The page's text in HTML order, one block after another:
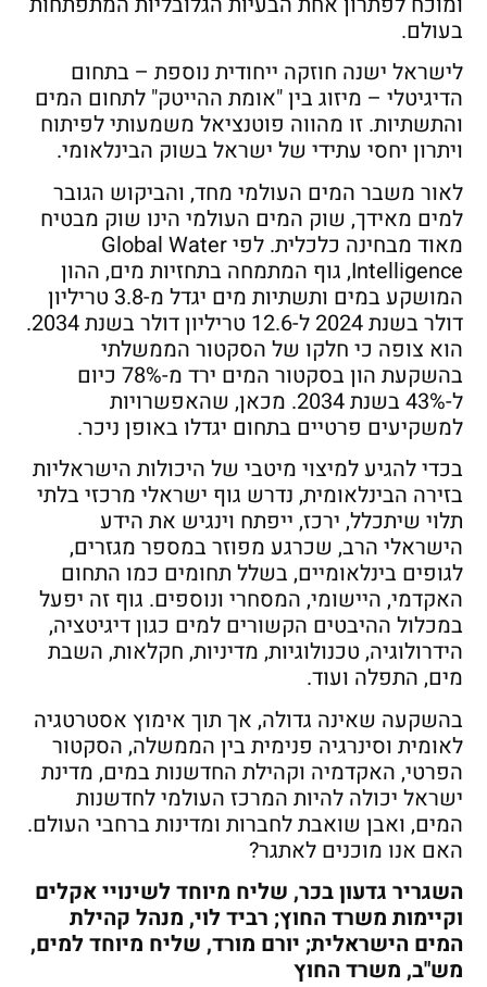
בעולם.
לישראל ישנה חוזקה ייחודית נוספת – בתחום
הדיגיטלי – מיזוג בין "אומת ההייטק" לתחום המים
והתשתיות. זו מהווה פוטנציאל משמעותי לפיתוח
ויתרון יחסי עתידי של ישראל בשוק הבינלאומי.
לאור משבר המים העולמי מחד, והביקוש הגובר
למים מאידך, שוק המים העולמי הינו שוק מבטיח
מאוד מבחינה כלכלית. לפי Global Water
Intelligence, גוף המתמחה בתחזיות מים, ההון
המושקע במים ותשתיות מים יגדל מ-3.8 טריליון
דולר בשנת 2024 ל-12.6 טריליון דולר בשנת 2034.
הוא צופה כי חלקו של הסקטור הממשלתי
בהשקעת הון בסקטור המים ירד מ-78% כיום
ל-43% בשנת 2034. מכאן, שהאפשרויות
למשקיעים פרטיים בתחום יגדלו באופן ניכר.
בכדי להגיע למיצוי מיטבי של היכולות הישראליות
בזירה הבינלאומית, נדרש גוף ישראלי מרכזי בלתי
תלוי שיתכלל, ירכז, ייפתח וינגיש את הידע
הישראלי הרב, שכרגע מפוזר במספר מגזרים,
לגופים בינלאומיים, בשלל תחומים כמו התחום
האקדמי, היישומי, המסחרי ונוספים. גוף זה יפעל
במכלול ההיבטים הקשורים למים כגון דיגיטציה,
הידרולוגיה, טכנולוגיות, מדיניות, חקלאות, השבת
מים, התפלה ועוד.
בהשקעה שאינה גדולה, אך תוך אימוץ אסטרטגיה
לאומית וסינרגיה פנימית בין הממשלה, הסקטור
הפרטי, האקדמיה וקהילת החדשנות במים, מדינת
ישראל יכולה להיות המרכז העולמי לחדשנות
המים, ואבן שואבת לחברות ומדינות ברחבי העולם.
האם אנו מוכנים לאתגר?
השגריר גדעון בכר, שליח מיוחד לשינויי אקלים
וקיימות משרד החוץ; רביד לוי, מנהל קהילת
המים הישראלית; יורם מורד, שליח מיוחד למים,
מש"ב, משרד החוץ